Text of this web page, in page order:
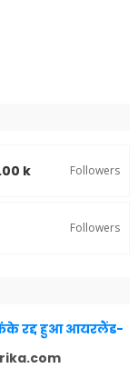
k Followers
Followers
फेंके रद्द हुआ आयरलैंड-